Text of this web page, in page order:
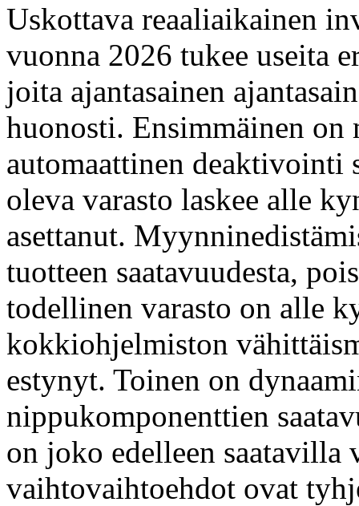
Uskottava reaaliaikainen
vuonna 2026 tukee useita
joita ajantasainen
huonosti. Ensimmäinen
automaattinen deaktivointi
oleva varasto laskee alle
asettanut.
tuotteen saatavuudesta,
todellinen varasto on alle
kokkiohjelmiston
estynyt. Toinen on
nippukomponenttien
on joko edelleen saatavilla
vaihtovaihtoehdot ovat